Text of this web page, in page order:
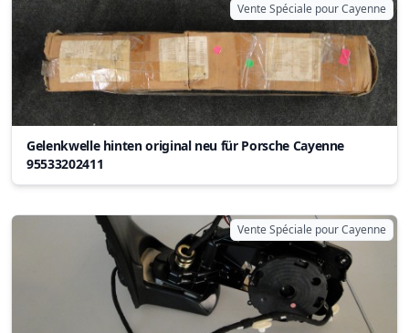
Vente Spéciale pour Cayenne
Gelenkwelle hinten original neu für Porsche Cayenne
95533202411
Vente Spéciale pour Cayenne